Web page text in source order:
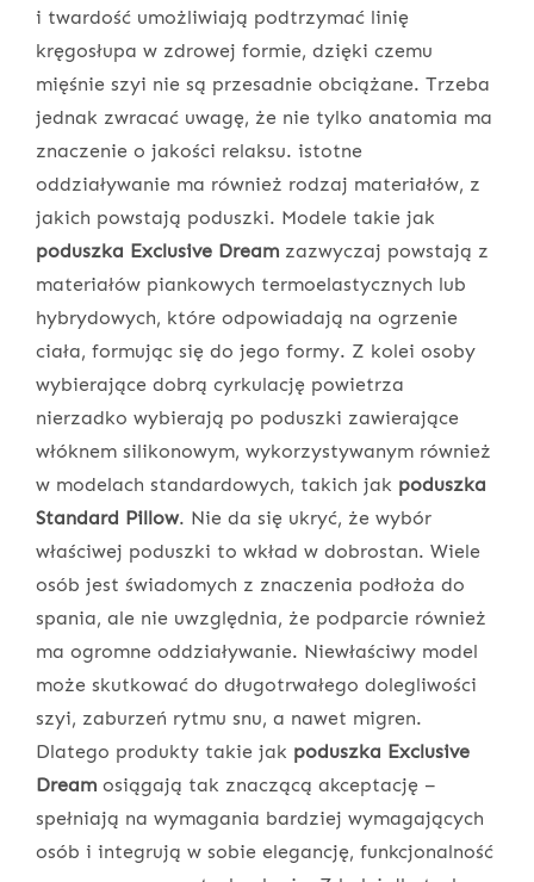
i twardość umożliwiają podtrzymać linię
kręgosłupa w zdrowej formie, dzięki czemu
mięśnie szyi nie są przesadnie obciążane. Trzeba
jednak zwracać uwagę, że nie tylko anatomia ma
znaczenie o jakości relaksu. istotne
oddziaływanie ma również rodzaj materiałów, z
jakich powstają poduszki. Modele takie jak
poduszka Exclusive Dream zazwyczaj powstają z
materiałów piankowych termoelastycznych lub
hybrydowych, które odpowiadają na ogrzenie
ciała, formując się do jego formy. Z kolei osoby
wybierające dobrą cyrkulację powietrza
nierzadko wybierają po poduszki zawierające
włóknem silikonowym, wykorzystywanym również
w modelach standardowych, takich jak poduszka
Standard Pillow. Nie da się ukryć, że wybór
właściwej poduszki to wkład w dobrostan. Wiele
osób jest świadomych z znaczenia podłoża do
spania, ale nie uwzględnia, że podparcie również
ma ogromne oddziaływanie. Niewłaściwy model
może skutkować do długotrwałego dolegliwości
szyi, zaburzeń rytmu snu, a nawet migren.
Dlatego produkty takie jak poduszka Exclusive
Dream osiągają tak znaczącą akceptację –
spełniają na wymagania bardziej wymagających
osób i integrują w sobie elegancję, funkcjonalność